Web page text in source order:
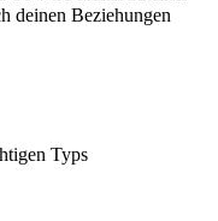
deinen Beziehungen
Typs